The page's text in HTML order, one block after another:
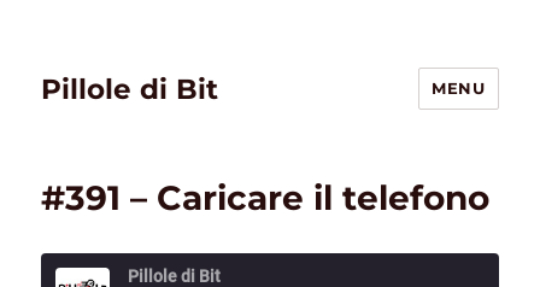
Pillole di Bit MENU
#391 – Caricare il telefono
Pillole di Bit